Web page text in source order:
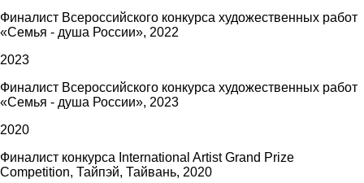
Финалист Всероссийского конкурса художественных работ
«Семья - душа России», 2022
2023
Финалист Всероссийского конкурса художественных работ
«Семья - душа России», 2023
2020
Финалист конкурса International Artist Grand Prize
Competition, Тайпэй, Тайвань, 2020